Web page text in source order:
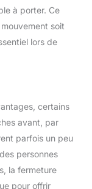
de
EDC.
:
en plein
ou au
(y
de
à porter. Ce
soit
lors de
certains
avant, par
parfois un peu
personnes
la fermeture
pour offrir